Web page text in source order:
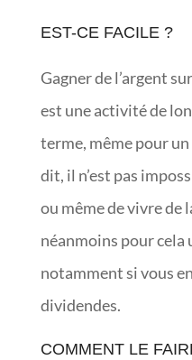
EST-CE FACILE ?
Gagner de l’argent
est une activité de
terme, même pour
dit, il n’est pas
ou même de vivre de
néanmoins pour
notamment si vous
dividendes.
COMMENT LE